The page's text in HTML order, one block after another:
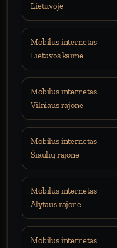
Lietuvoje
Mobilus internetas
Lietuvos kaime
Mobilus internetas
Vilniaus rajone
Mobilus internetas
Šiaulių rajone
Mobilus internetas
Alytaus rajone
Mobilus internetas